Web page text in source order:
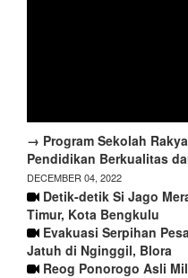
→ Program Sekolah
Pendidikan Berkualitas
DECEMBER 04, 2022
Detik-detik Si Jago
Timur, Kota Bengkulu
Evakuasi Serpihan
Jatuh di Nginggil, Blora
Reog Ponorogo Asli